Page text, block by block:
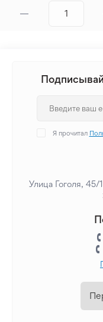
Я прочитал
Улица Гоголя, 45/